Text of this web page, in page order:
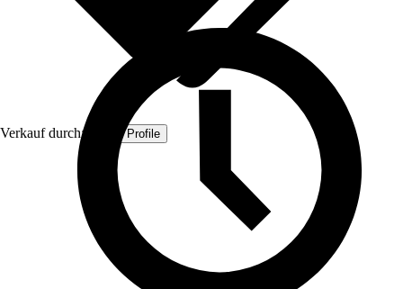
Verkauf durch: Quest Profile